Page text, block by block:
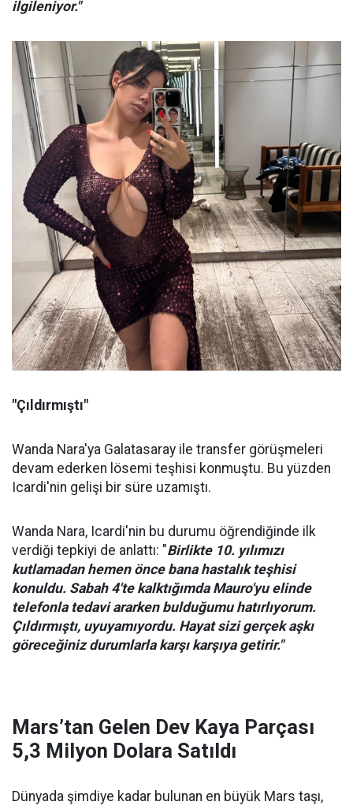
ilgileniyor."
"Çıldırmıştı"
Wanda Nara'ya Galatasaray ile transfer görüşmeleri
devam ederken lösemi teşhisi konmuştu. Bu yüzden
Icardi'nin gelişi bir süre uzamıştı.
Wanda Nara, Icardi'nin bu durumu öğrendiğinde ilk
verdiği tepkiyi de anlattı: "Birlikte 10. yılımızı
kutlamadan hemen önce bana hastalık teşhisi
konuldu. Sabah 4'te kalktığımda Mauro'yu elinde
telefonla tedavi ararken bulduğumu hatırlıyorum.
Çıldırmıştı, uyuyamıyordu. Hayat sizi gerçek aşkı
göreceğiniz durumlarla karşı karşıya getirir."
Mars’tan Gelen Dev Kaya Parçası
5,3 Milyon Dolara Satıldı
Dünyada şimdiye kadar bulunan en büyük Mars taşı,